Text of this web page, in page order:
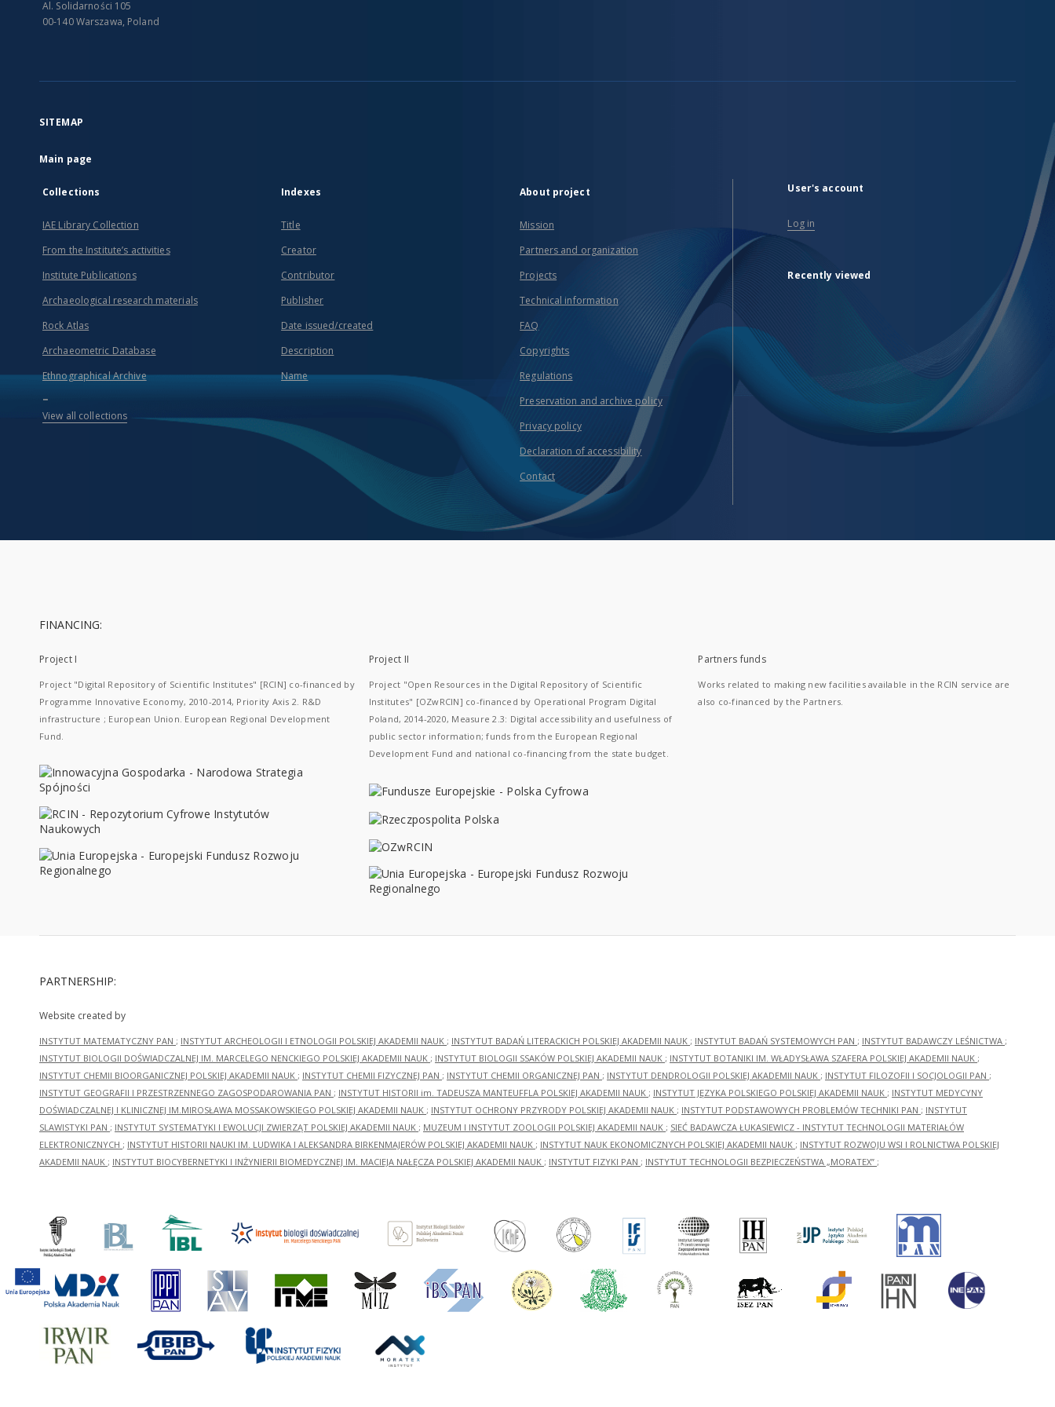
Al. Solidarności 105
00-140 Warszawa, Poland
SITEMAP
Main page
Collections
IAE Library Collection
From the Institute’s activities
Institute Publications
Archaeological research materials
Rock Atlas
Archaeometric Database
Ethnographical Archive
...
View all collections
Indexes
Title
Creator
Contributor
Publisher
Date issued/created
Description
Name
About project
Mission
Partners and organization
Projects
Technical information
FAQ
Copyrights
Regulations
Preservation and archive policy
Privacy policy
Declaration of accessibility
Contact
User's account
Log in
Recently viewed
FINANCING:
Project I
Project "Digital Repository of Scientific Institutes" [RCIN] co-financed by
Programme Innovative Economy, 2010-2014, Priority Axis 2. R&D
infrastructure ; European Union. European Regional Development
Fund.
Project II
Project "Open Resources in the Digital Repository of Scientific
Institutes" [OZwRCIN] co-financed by Operational Program Digital
Poland, 2014-2020, Measure 2.3: Digital accessibility and usefulness of
public sector information; funds from the European Regional
Development Fund and national co-financing from the state budget.
Partners funds
Works related to making new facilities available in the RCIN service are
also co-financed by the Partners.
PARTNERSHIP:
Website created by
INSTYTUT MATEMATYCZNY PAN ; INSTYTUT ARCHEOLOGII I ETNOLOGII POLSKIEJ AKADEMII NAUK ; INSTYTUT BADAŃ LITERACKICH POLSKIEJ AKADEMII NAUK ; INSTYTUT BADAŃ SYSTEMOWYCH PAN ; INSTYTUT BADAWCZY LEŚNICTWA ;
INSTYTUT BIOLOGII DOŚWIADCZALNEJ IM. MARCELEGO NENCKIEGO POLSKIEJ AKADEMII NAUK ; INSTYTUT BIOLOGII SSAKÓW POLSKIEJ AKADEMII NAUK ; INSTYTUT BOTANIKI IM. WŁADYSŁAWA SZAFERA POLSKIEJ AKADEMII NAUK ;
INSTYTUT CHEMII BIOORGANICZNEJ POLSKIEJ AKADEMII NAUK ; INSTYTUT CHEMII FIZYCZNEJ PAN ; INSTYTUT CHEMII ORGANICZNEJ PAN ; INSTYTUT DENDROLOGII POLSKIEJ AKADEMII NAUK ; INSTYTUT FILOZOFII I SOCJOLOGII PAN ;
INSTYTUT GEOGRAFII I PRZESTRZENNEGO ZAGOSPODAROWANIA PAN ; INSTYTUT HISTORII im. TADEUSZA MANTEUFFLA POLSKIEJ AKADEMII NAUK ; INSTYTUT JĘZYKA POLSKIEGO POLSKIEJ AKADEMII NAUK ; INSTYTUT MEDYCYNY
DOŚWIADCZALNEJ I KLINICZNEJ IM.MIROSŁAWA MOSSAKOWSKIEGO POLSKIEJ AKADEMII NAUK ; INSTYTUT OCHRONY PRZYRODY POLSKIEJ AKADEMII NAUK ; INSTYTUT PODSTAWOWYCH PROBLEMÓW TECHNIKI PAN ; INSTYTUT
SLAWISTYKI PAN ; INSTYTUT SYSTEMATYKI I EWOLUCJI ZWIERZĄT POLSKIEJ AKADEMII NAUK ; MUZEUM I INSTYTUT ZOOLOGII POLSKIEJ AKADEMII NAUK ; SIEĆ BADAWCZA ŁUKASIEWICZ - INSTYTUT TECHNOLOGII MATERIAŁÓW
ELEKTRONICZNYCH ; INSTYTUT HISTORII NAUKI IM. LUDWIKA I ALEKSANDRA BIRKENMAJERÓW POLSKIEJ AKADEMII NAUK ; INSTYTUT NAUK EKONOMICZNYCH POLSKIEJ AKADEMII NAUK ; INSTYTUT ROZWOJU WSI I ROLNICTWA POLSKIEJ
AKADEMII NAUK ; INSTYTUT BIOCYBERNETYKI I INŻYNIERII BIOMEDYCZNEJ IM. MACIEJA NAŁĘCZA POLSKIEJ AKADEMII NAUK ; INSTYTUT FIZYKI PAN ; INSTYTUT TECHNOLOGII BEZPIECZEŃSTWA „MORATEX” ;